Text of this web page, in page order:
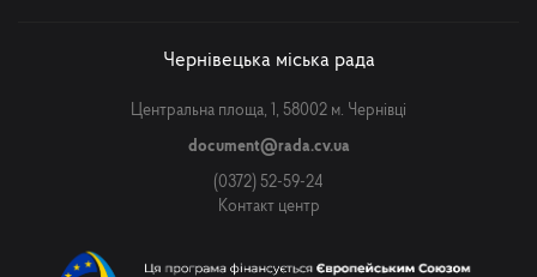
Чернівецька міська рада
Центральна площа, 1, 58002 м. Чернівці
document@rada.cv.ua
(0372) 52-59-24
Контакт центр